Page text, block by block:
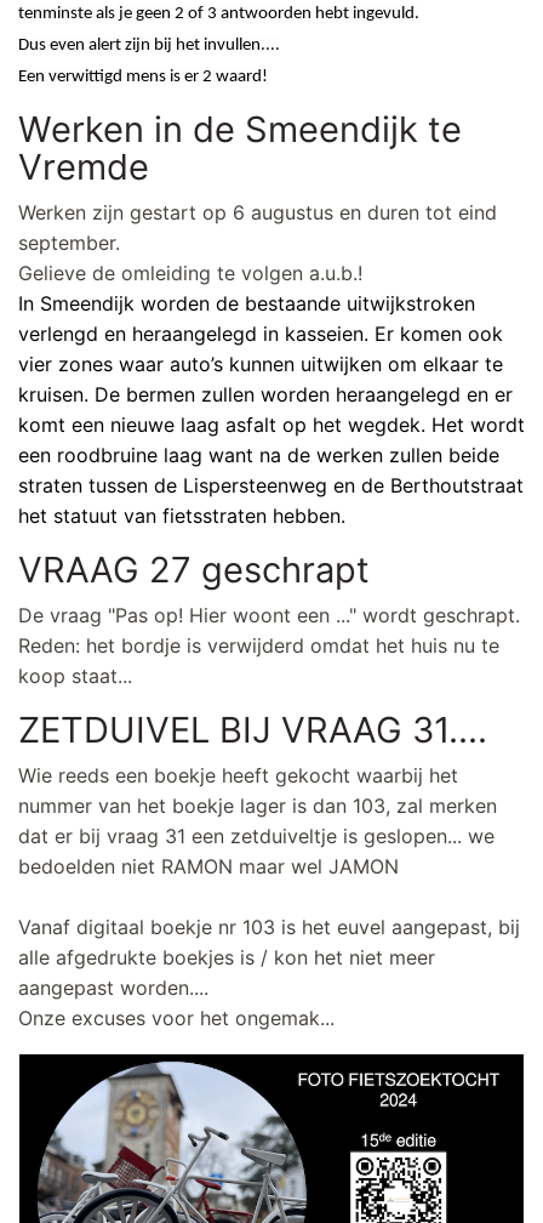
tenminste als je geen 2 of 3 antwoorden hebt ingevuld.
Dus even alert zijn bij het invullen....
Een verwittigd mens is er 2 waard!
Werken in de Smeendijk te
Vremde
Werken zijn gestart op 6 augustus en duren tot eind
september.
Gelieve de omleiding te volgen a.u.b.!
In Smeendijk worden de bestaande uitwijkstroken
verlengd en heraangelegd in kasseien. Er komen ook
vier zones waar auto’s kunnen uitwijken om elkaar te
kruisen. De bermen zullen worden heraangelegd en er
komt een nieuwe laag asfalt op het wegdek. Het wordt
een roodbruine laag want na de werken zullen beide
straten tussen de Lispersteenweg en de Berthoutstraat
het statuut van fietsstraten hebben.
VRAAG 27 geschrapt
De vraag "Pas op! Hier woont een ..." wordt geschrapt.
Reden: het bordje is verwijderd omdat het huis nu te
koop staat...
ZETDUIVEL BIJ VRAAG 31....
Wie reeds een boekje heeft gekocht waarbij het
nummer van het boekje lager is dan 103, zal merken
dat er bij vraag 31 een zetduiveltje is geslopen... we
bedoelden niet RAMON maar wel JAMON
Vanaf digitaal boekje nr 103 is het euvel aangepast, bij
alle afgedrukte boekjes is / kon het niet meer
aangepast worden....
Onze excuses voor het ongemak...